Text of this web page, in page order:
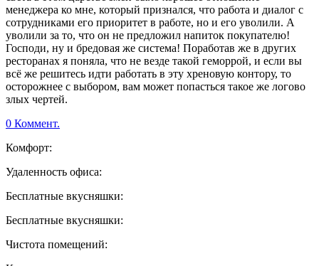
менеджера ко мне, который признался, что работа и диалог с
сотрудниками его приоритет в работе, но и его уволили. А
уволили за то, что он не предложил напиток покупателю!
Господи, ну и бредовая же система! Поработав же в других
ресторанах я поняла, что не везде такой геморрой, и если вы
всё же решитесь идти работать в эту хреновую контору, то
осторожнее с выбором, вам может попасться такое же логово
злых чертей.
0 Коммент.
Комфорт:
Удаленность офиса:
Бесплатные вкусняшки:
Бесплатные вкусняшки:
Чистота помещений: